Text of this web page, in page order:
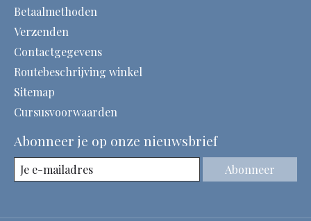
Betaalmethoden
Verzenden
Contactgegevens
Routebeschrijving winkel
Sitemap
Cursusvoorwaarden
Abonneer je op onze nieuwsbrief
Abonneer